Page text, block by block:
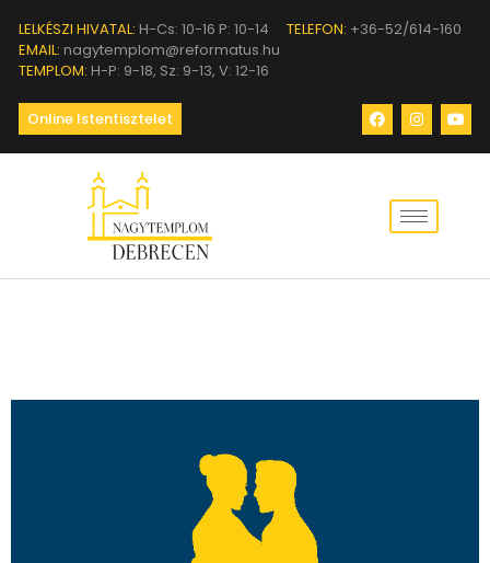
LELKÉSZI HIVATAL: H-Cs: 10-16 P: 10-14 TELEFON: +36-52/614-160
EMAIL: nagytemplom@reformatus.hu
TEMPLOM: H-P: 9-18, Sz: 9-13, V: 12-16
Online Istentisztelet